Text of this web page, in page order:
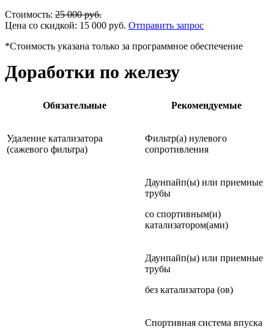
Стоимость: 25 000руб.
Цена со скидкой: 15 000 руб. Отправить запрос
*Стоимость указана только за программное обеспечение
Доработки по железу
Обязательные Рекомендуемые
Удаление катализатора
(сажевого фильтра)
Фильтр(а) нулевого
сопротивления
Даунпайп(ы) или приемные
трубы
со спортивным(и)
катализатором(ами)
Даунпайп(ы) или приемные
трубы
без катализатора (ов)
Спортивная система впуска